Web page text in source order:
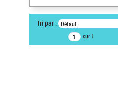
AFFINER
Type de notice d'autorité
Tri par : Défaut
sur 1